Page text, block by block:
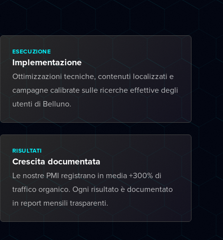
ESECUZIONE
Implementazione
Ottimizzazioni tecniche, contenuti localizzati e
campagne calibrate sulle ricerche effettive degli
utenti di Belluno.
RISULTATI
Crescita documentata
Le nostre PMI registrano in media +300% di
traffico organico. Ogni risultato è documentato
in report mensili trasparenti.